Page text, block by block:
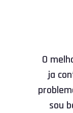
O
ja
sou